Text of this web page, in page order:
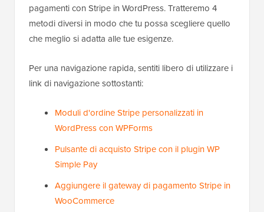
pagamenti con Stripe in WordPress. Tratteremo 4
metodi diversi in modo che tu possa scegliere quello
che meglio si adatta alle tue esigenze.
Per una navigazione rapida, sentiti libero di utilizzare i
link di navigazione sottostanti:
Moduli d'ordine Stripe personalizzati in
WordPress con WPForms
Pulsante di acquisto Stripe con il plugin WP
Simple Pay
Aggiungere il gateway di pagamento Stripe in
WooCommerce